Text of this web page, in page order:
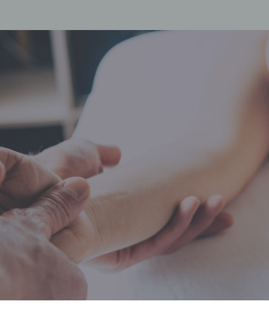
Si vous avez des questions concernant les
services d’ostéopathie Montréal, de
coaching en approche holistique en ligne ou
pour les autres services de notre clinique
santé & thérapies alternatives, consultez la